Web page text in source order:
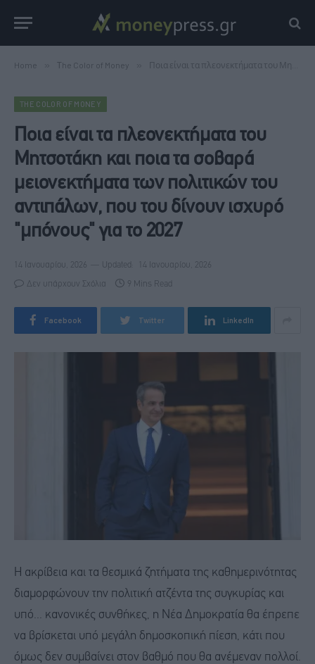
Home Τhe Color of Money Ποια είναι τα πλεονεκτήματα του Μητσοτάκη και ποια τα σοβαρά μειονεκτήματα των πολιτικών του αντιπάλων, που του δίνουν ισχυρό "μπόνους" για το 2027
ΤHE COLOR OF MONEY
Ποια είναι τα πλεονεκτήματα του
Μητσοτάκη και ποια τα σοβαρά
μειονεκτήματα των πολιτικών του
αντιπάλων, που του δίνουν ισχυρό
"μπόνους" για το 2027
14 Ιανουαρίου, 2026 Updated: 14 Ιανουαρίου, 2026
Δεν υπάρχουν Σχόλια 9 Mins Read
Facebook Twitter LinkedIn
Η ακρίβεια και τα θεσμικά ζητήματα της καθημερινότητας
διαμορφώνουν την πολιτική ατζέντα της συγκυρίας και
υπό... κανονικές συνθήκες, η Νέα Δημοκρατία θα έπρεπε
να βρίσκεται υπό μεγάλη δημοσκοπική πίεση, κάτι που
όμως δεν συμβαίνει στον βαθμό που θα ανέμεναν πολλοί.